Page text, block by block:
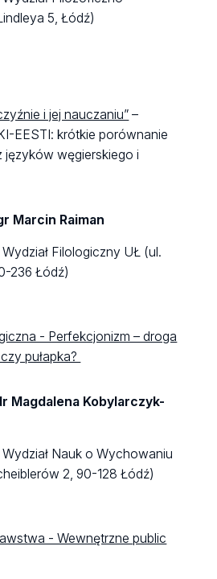
5, Łódź)
i jej nauczaniu” –
EESTI: krótkie porównanie
języków węgierskiego i
Marcin Raiman
Filologiczny UŁ (ul.
236 Łódź)
- Perfekcjonizm – droga
pułapka?
Magdalena Kobylarczyk-
Nauk o Wychowaniu
2, 90-128 Łódź)
- Wewnętrzne public